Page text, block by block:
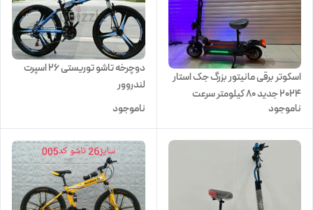
اسکوتر برقی مانیتور بزرگ جک استار
2024 جدید ۸۰ کیلومتر سرعت
ناموجود
دوچرخه تاشو توریستی 26 اسپرت
لندروور
ناموجود